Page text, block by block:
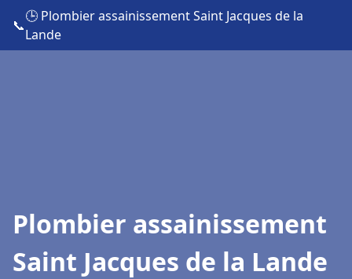
📞
🕒 Plombier assainissement Saint Jacques de la
Lande
Plombier assainissement
Saint Jacques de la Lande